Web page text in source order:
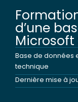
d’une
Microsoft
Base de données
technique
Dernière mise à